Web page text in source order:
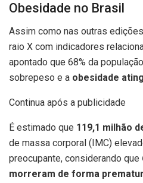
Obesidade no Brasil
Assim como nas outras
raio X com indicadores
apontado que 68% da
sobrepeso e a obesidade
Continua após a publicidade
É estimado que 119,1 milhão
de massa corporal (IMC)
preocupante, considerando que
morreram de forma